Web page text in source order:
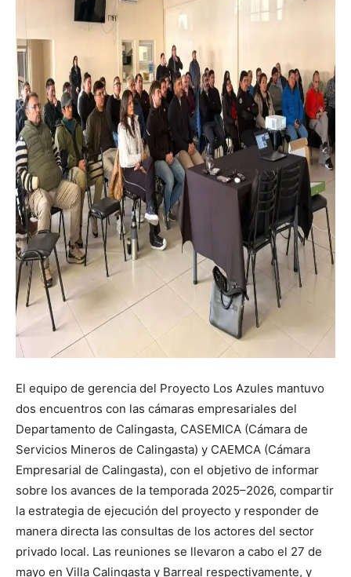
El equipo de gerencia del Proyecto Los Azules mantuvo
dos encuentros con las cámaras empresariales del
Departamento de Calingasta, CASEMICA (Cámara de
Servicios Mineros de Calingasta) y CAEMCA (Cámara
Empresarial de Calingasta), con el objetivo de informar
sobre los avances de la temporada 2025–2026, compartir
la estrategia de ejecución del proyecto y responder de
manera directa las consultas de los actores del sector
privado local. Las reuniones se llevaron a cabo el 27 de
mayo en Villa Calingasta y Barreal respectivamente, y